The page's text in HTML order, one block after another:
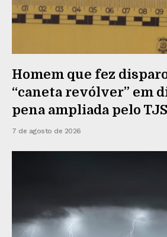
Homem que fez
“caneta revólver” em
pena ampliada pelo
7 de agosto de 2026